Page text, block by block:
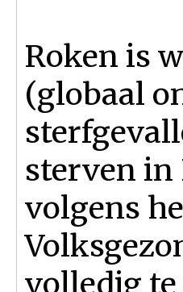
Roken is
(globaal
sterven in
volgens
volledig te